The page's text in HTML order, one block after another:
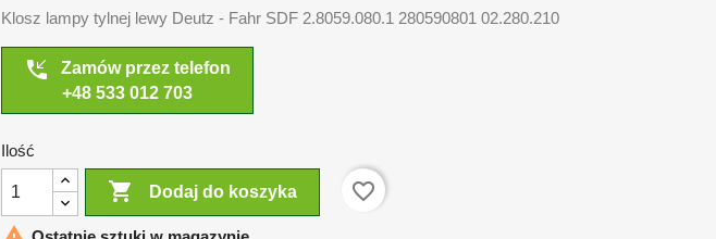
Klosz lampy tylnej lewy Deutz - Fahr SDF 2.8059.080.1 280590801 02.280.210
phone_callback
Zamów przez telefon
+48 533 012 703
Ilość
 Dodaj do koszyka
favorite_border